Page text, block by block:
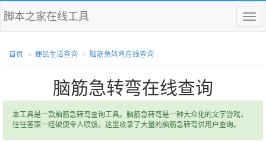
菜
单
脚本之家在线工具
首页 便民生活查询 脑筋急转弯在线查询
脑筋急转弯在线查询
本工具是一款脑筋急转弯查询工具。脑筋急转弯是一种大众化的文字游戏，
往往答案一经破便令人喷饭。这里收录了大量的脑筋急转弯供用户查询。